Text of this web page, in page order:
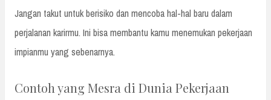
Jangan takut untuk berisiko dan mencoba hal-hal baru dalam
perjalanan karirmu. Ini bisa membantu kamu menemukan pekerjaan
impianmu yang sebenarnya.
Contoh yang Mesra di Dunia Pekerjaan